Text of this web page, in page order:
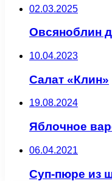
02.03.2025
Овсяноблин
10.04.2023
Салат «Клин»
19.08.2024
Яблочное
06.04.2021
Суп-пюре из